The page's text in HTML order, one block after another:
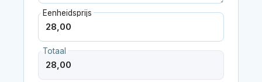
Eenheidsprijs
Totaal